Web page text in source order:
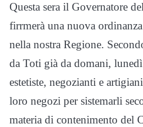
Questa sera il Governatore
firrmerà una nuova
nella nostra Regione.
da Toti già da domani,
estetiste, negozianti e
loro negozi per sistemarli
materia di contenimento del